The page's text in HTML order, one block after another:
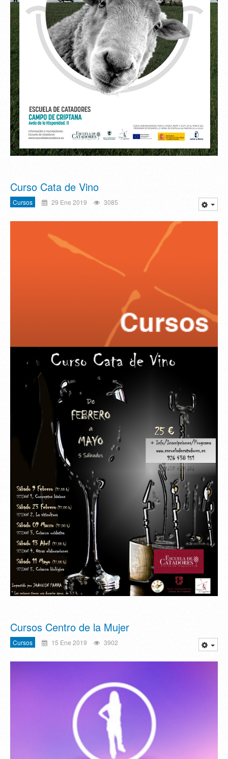
Curso Cata de Vino
Cursos 29 Ene 2019 3085
Cursos Centro de la Mujer
Cursos 15 Ene 2019 3902